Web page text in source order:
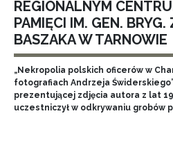
REGIONALNYM
PAMIĘCI IM. GEN.
BASZAKA W TARNOWIE
„Nekropolia polskich oficerów w
fotografiach Andrzeja
prezentującej zdjęcia autora z lat
uczestniczył w odkrywaniu grobów